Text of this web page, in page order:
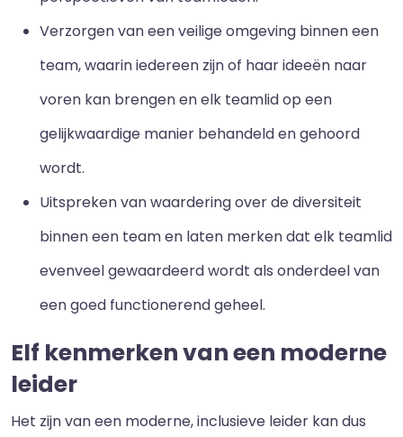
Verzorgen van een veilige omgeving binnen een
team, waarin iedereen zijn of haar ideeën naar
voren kan brengen en elk teamlid op een
gelijkwaardige manier behandeld en gehoord
wordt.
Uitspreken van waardering over de diversiteit
binnen een team en laten merken dat elk teamlid
evenveel gewaardeerd wordt als onderdeel van
een goed functionerend geheel.
Elf kenmerken van een moderne
leider
Het zijn van een moderne, inclusieve leider kan dus